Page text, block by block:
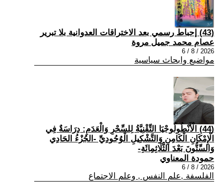
(43) إحباط رسمي بعد الاختراقات العدوانية بلا تبرير
عصام محمد جميل مروة
2026 / 8 / 6
مواضيع وابحاث سياسية
(44) الْأَنْطُولُوجْيَا التِّقْنِيَّةُ لِلسِّحْرِ وَالْعَدَمِ: دِرَاسَةٌ فِي
الْإِمْكَانِ الْكَامِنِ وَالتَّشْكِيلِ الْوُجُودِيِّ -الجُزْءُ الحَادِي
وَالسِّتُّونَ بَعْدَ الثَّلَاثِمِائَةِ-
حمودة المعناوي
2026 / 8 / 6
الفلسفة ,علم النفس , وعلم الاجتماع